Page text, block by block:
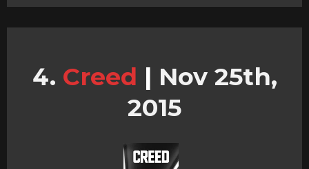
Creed | Nov 25th,
2015